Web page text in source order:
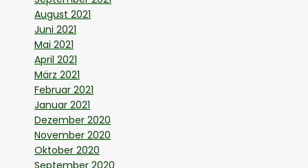
August 2021
Juni 2021
Mai 2021
April 2021
März 2021
Februar 2021
Januar 2021
Dezember 2020
November 2020
Oktober 2020